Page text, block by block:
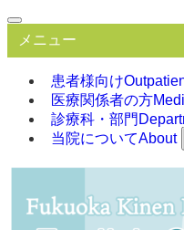
メニュー
患者様向け
医療関係者の方
診療科・部門
当院についてAbout